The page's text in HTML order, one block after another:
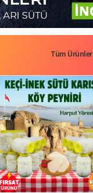
Tüm Ürünler